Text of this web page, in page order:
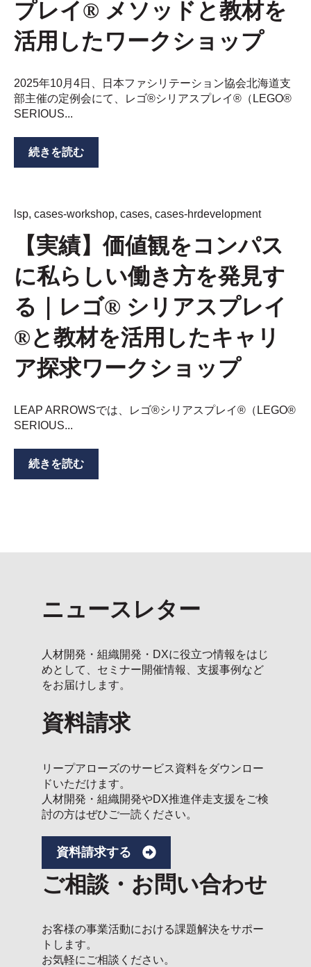
プレイ® メソッドと教材を
活用したワークショップ
2025年10月4日、日本ファシリテーション協会北海道支
部主催の定例会にて、レゴ®シリアスプレイ®（LEGO®
SERIOUS...
続きを読む
lsp, cases-workshop, cases, cases-hrdevelopment
【実績】価値観をコンパス
に私らしい働き方を発見す
る｜レゴ® シリアスプレイ
®と教材を活用したキャリ
ア探求ワークショップ
LEAP ARROWSでは、レゴ®シリアスプレイ®（LEGO®
SERIOUS...
続きを読む
ニュースレター
人材開発・組織開発・DXに役立つ情報をはじ
めとして、セミナー開催情報、支援事例など
をお届けします。
資料請求
リープアローズのサービス資料をダウンロー
ドいただけます。
人材開発・組織開発やDX推進伴走支援をご検
討の方はぜひご一読ください。
資料請求する
ご相談・お問い合わせ
お客様の事業活動における課題解決をサポー
トします。
お気軽にご相談ください。